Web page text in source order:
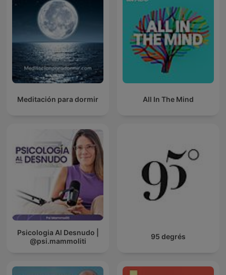
Meditación para dormir All In The Mind
Psicologia Al Desnudo |
@psi.mammoliti
95 degrés